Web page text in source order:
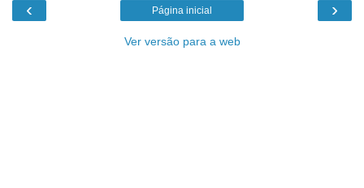
‹ ›
Página inicial
Ver versão para a web